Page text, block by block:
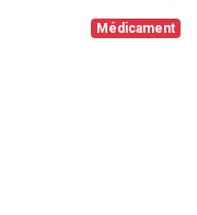
Médicament